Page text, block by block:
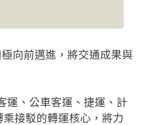
向前邁進，將交通成果與
運、公車客運、捷運、計
接駁的轉運核心，將力